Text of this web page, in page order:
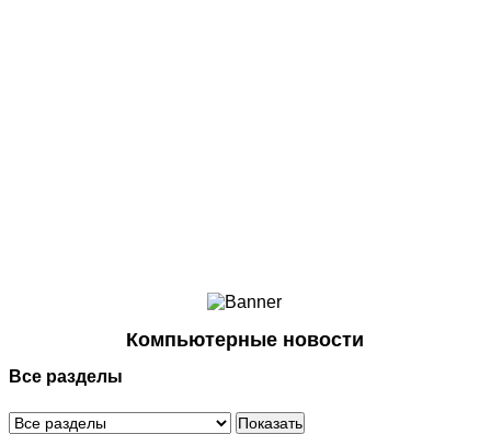
Смартфоны
Периферия
Программное обеспечение
Компьютерные новости
Все разделы